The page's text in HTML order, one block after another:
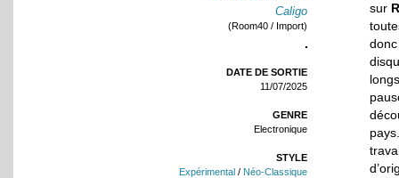
Caligo
(Room40 / Import)
DATE DE SORTIE
11/07/2025
GENRE
Electronique
STYLE
Expérimental / Néo-Classique
sur